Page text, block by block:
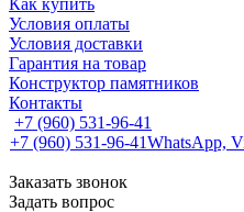
Как купить
Условия оплаты
Условия доставки
Гарантия на товар
Конструктор памятников
Контакты
+7 (960) 531-96-41
+7 (960) 531-96-41WhatsApp,
Заказать звонок
Задать вопрос